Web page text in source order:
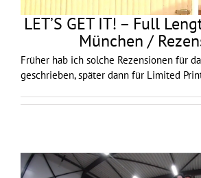
LET’S GET IT! – Full
München /
Früher hab ich solche Rezensionen für
geschrieben, später dann für Limited